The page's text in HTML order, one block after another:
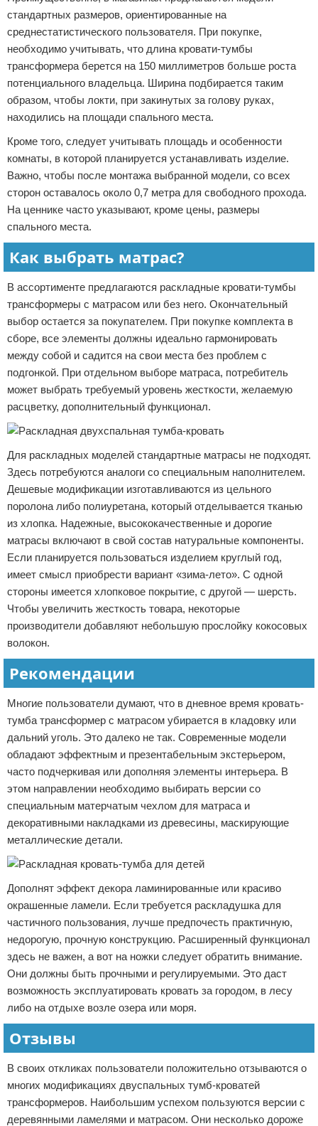
стандартных размеров, ориентированные на
среднестатистического пользователя. При покупке,
необходимо учитывать, что длина кровати-тумбы
трансформера берется на 150 миллиметров больше роста
потенциального владельца. Ширина подбирается таким
образом, чтобы локти, при закинутых за голову руках,
находились на площади спального места.
Кроме того, следует учитывать площадь и особенности
комнаты, в которой планируется устанавливать изделие.
Важно, чтобы после монтажа выбранной модели, со всех
сторон оставалось около 0,7 метра для свободного прохода.
На ценнике часто указывают, кроме цены, размеры
спального места.
Как выбрать матрас?
В ассортименте предлагаются раскладные кровати-тумбы
трансформеры с матрасом или без него. Окончательный
выбор остается за покупателем. При покупке комплекта в
сборе, все элементы должны идеально гармонировать
между собой и садится на свои места без проблем с
подгонкой. При отдельном выборе матраса, потребитель
может выбрать требуемый уровень жесткости, желаемую
расцветку, дополнительный функционал.
Для раскладных моделей стандартные матрасы не подходят.
Здесь потребуются аналоги со специальным наполнителем.
Дешевые модификации изготавливаются из цельного
поролона либо полиуретана, который отделывается тканью
из хлопка. Надежные, высококачественные и дорогие
матрасы включают в свой состав натуральные компоненты.
Если планируется пользоваться изделием круглый год,
имеет смысл приобрести вариант «зима-лето». С одной
стороны имеется хлопковое покрытие, с другой — шерсть.
Чтобы увеличить жесткость товара, некоторые
производители добавляют небольшую прослойку кокосовых
волокон.
Рекомендации
Многие пользователи думают, что в дневное время кровать-
тумба трансформер с матрасом убирается в кладовку или
дальний уголь. Это далеко не так. Современные модели
обладают эффектным и презентабельным экстерьером,
часто подчеркивая или дополняя элементы интерьера. В
этом направлении необходимо выбирать версии со
специальным матерчатым чехлом для матраса и
декоративными накладками из древесины, маскирующие
металлические детали.
Дополнят эффект декора ламинированные или красиво
окрашенные ламели. Если требуется раскладушка для
частичного пользования, лучше предпочесть практичную,
недорогую, прочную конструкцию. Расширенный функционал
здесь не важен, а вот на ножки следует обратить внимание.
Они должны быть прочными и регулируемыми. Это даст
возможность эксплуатировать кровать за городом, в лесу
либо на отдыхе возле озера или моря.
Отзывы
В своих откликах пользователи положительно отзываются о
многих модификациях двуспальных тумб-кроватей
трансформеров. Наибольшим успехом пользуются версии с
деревянными ламелями и матрасом. Они несколько дороже